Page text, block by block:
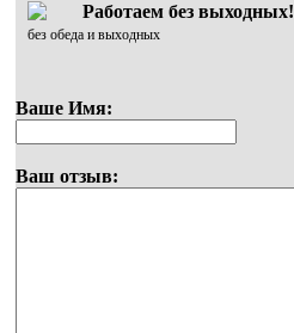
Работаем без выходных!
без обеда и выходных
Ваше Имя:
Ваш отзыв: